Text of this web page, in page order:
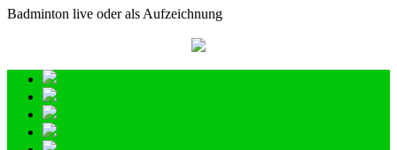
Badminton live oder als Aufzeichnung